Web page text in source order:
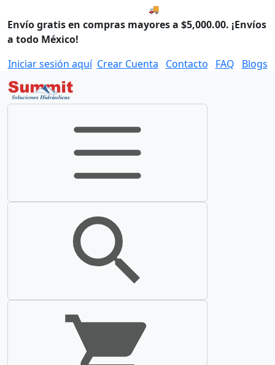
🚚 Envío el Lunes, 10 de
Envío gratis en compras mayores a $5,000.00. ¡Envíos
a todo México!
Iniciar sesión aquí Crear Cuenta Contacto FAQ Blogs